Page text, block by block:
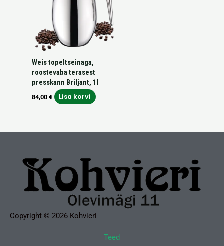
Weis topeltseinaga,
roostevaba terasest
presskann Briljant, 1l
84,00 € Lisa korvi
Copyright © 2026 Kohvieri
Teed